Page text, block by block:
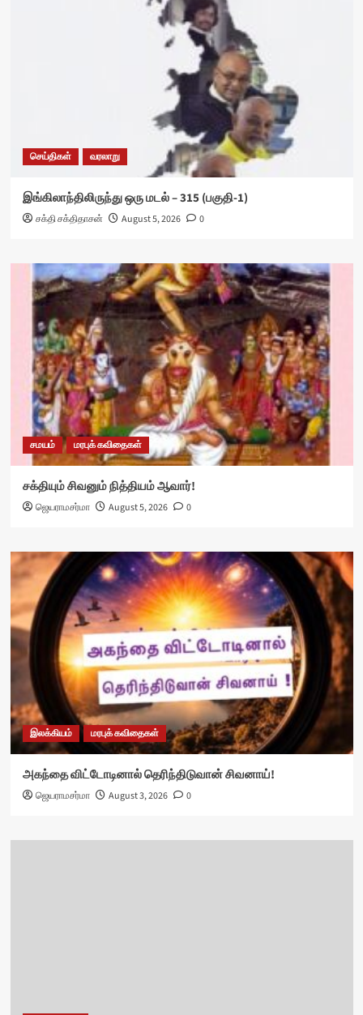
செய்திகள் வரலாறு
இங்கிலாந்திலிருந்து ஒரு மடல் – 315 (பகுதி-1)
சக்தி சக்திதாசன் August 5, 2026 0
சமயம் மரபுக் கவிதைகள்
சக்தியும் சிவனும் நித்தியம் ஆவார்!
ஜெயராமசர்மா August 5, 2026 0
இலக்கியம் மரபுக் கவிதைகள்
அகந்தை விட்டோடினால் தெரிந்திடுவான் சிவனாய்!
ஜெயராமசர்மா August 3, 2026 0